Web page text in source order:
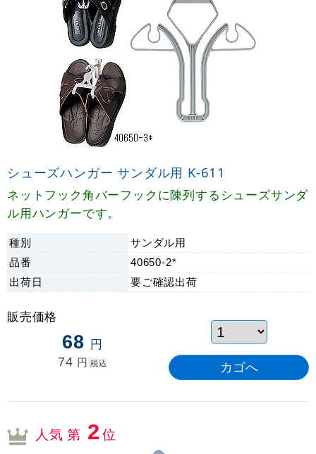
シューズハンガー サンダル用 K-611
ネットフック角バーフックに陳列するシューズサンダ
ル用ハンガーです。
種別
サンダル用
品番
40650-2*
出荷日 要ご確認出荷
販売価格
68 円
74 円 税込
人気 第 2位